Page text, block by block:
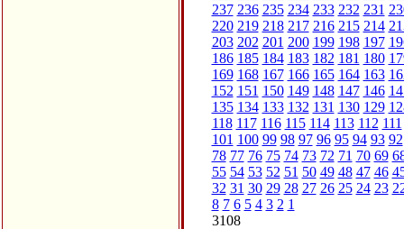
237 236 235 234 233 232 231
220 219 218 217 216 215 214
203 202 201 200 199 198 197
186 185 184 183 182 181 180
169 168 167 166 165 164 163
152 151 150 149 148 147 146
135 134 133 132 131 130 129
118 117 116 115 114 113 112 111
101 100 99 98 97 96 95 94 93 92
78 77 76 75 74 73 72 71 70 69
55 54 53 52 51 50 49 48 47 46
32 31 30 29 28 27 26 25 24 23
8 7 6 5 4 3 2 1
3108